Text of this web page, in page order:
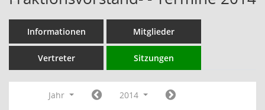
Informationen Mitglieder
Vertreter Sitzungen
Jahr
2014